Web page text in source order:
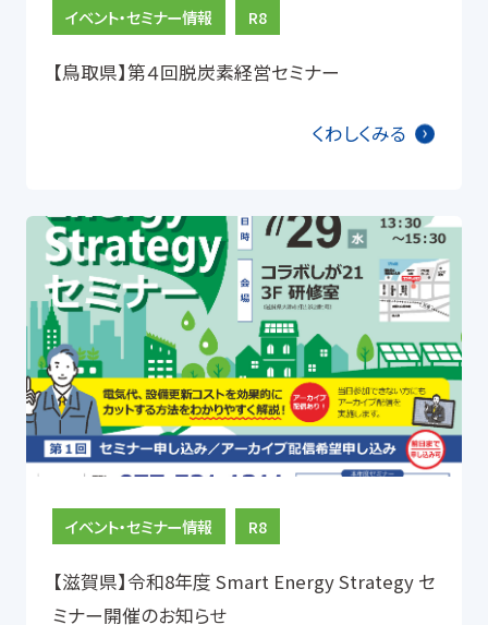
イベント・セミナー情報 R8
【鳥取県】第４回脱炭素経営セミナー
くわしくみる
イベント・セミナー情報 R8
【滋賀県】令和8年度 Smart Energy Strategy セ
ミナー開催のお知らせ